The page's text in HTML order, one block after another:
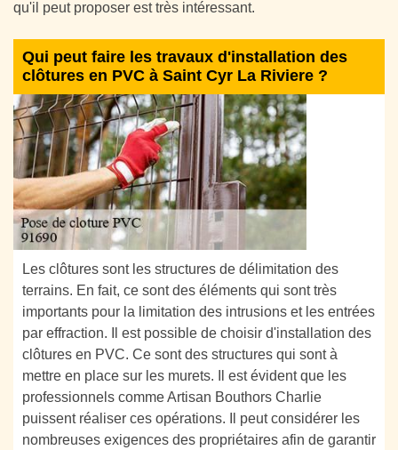
qu'il peut proposer est très intéressant.
Qui peut faire les travaux d'installation des
clôtures en PVC à Saint Cyr La Riviere ?
Les clôtures sont les structures de délimitation des
terrains. En fait, ce sont des éléments qui sont très
importants pour la limitation des intrusions et les entrées
par effraction. Il est possible de choisir d'installation des
clôtures en PVC. Ce sont des structures qui sont à
mettre en place sur les murets. Il est évident que les
professionnels comme Artisan Bouthors Charlie
puissent réaliser ces opérations. Il peut considérer les
nombreuses exigences des propriétaires afin de garantir